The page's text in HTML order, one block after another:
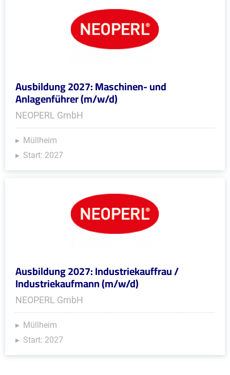
Ausbildung 2027: Maschinen- und
Anlagenführer (m/w/d)
NEOPERL GmbH
Müllheim
Start: 2027
Ausbildung 2027: Industriekauffrau /
Industriekaufmann (m/w/d)
NEOPERL GmbH
Müllheim
Start: 2027